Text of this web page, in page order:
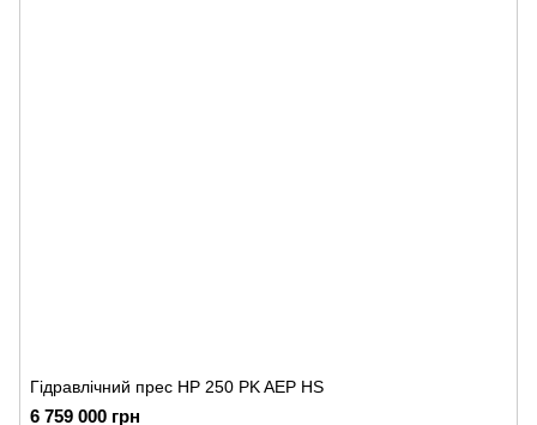
Гідравлічний прес HP 250 PK AEP HS
6 759 000 грн